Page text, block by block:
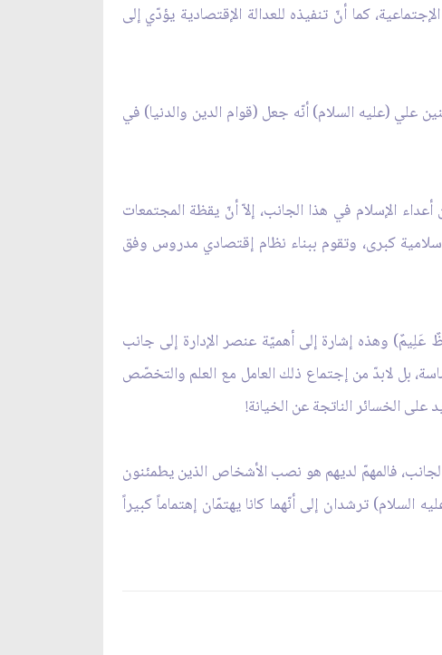
كما أنّ تنفيذه للعدالة الإقتصادية يؤدّي إلى
علي (عليه السلام) أنّه جعل (قوام الدين والدنيا) في
الإسلام في هذا الجانب، إلاّ أنّ يقظة المجتمعات
كبرى، وتقوم ببناء نظام إقتصادي مدروس وفق
وهذه إشارة إلى أهميّة عنصر الإدارة إلى جانب
بل لابدّ من إجتماع ذلك العامل مع العلم والتخصّص
على الخسائر الناتجة عن الخيانة!
فالمهمّ لديهم هو نصب الأشخاص الذين يطمئنون
السلام) ترشدان إلى أنّهما كانا يهتمّان إهتماماً كبيراً